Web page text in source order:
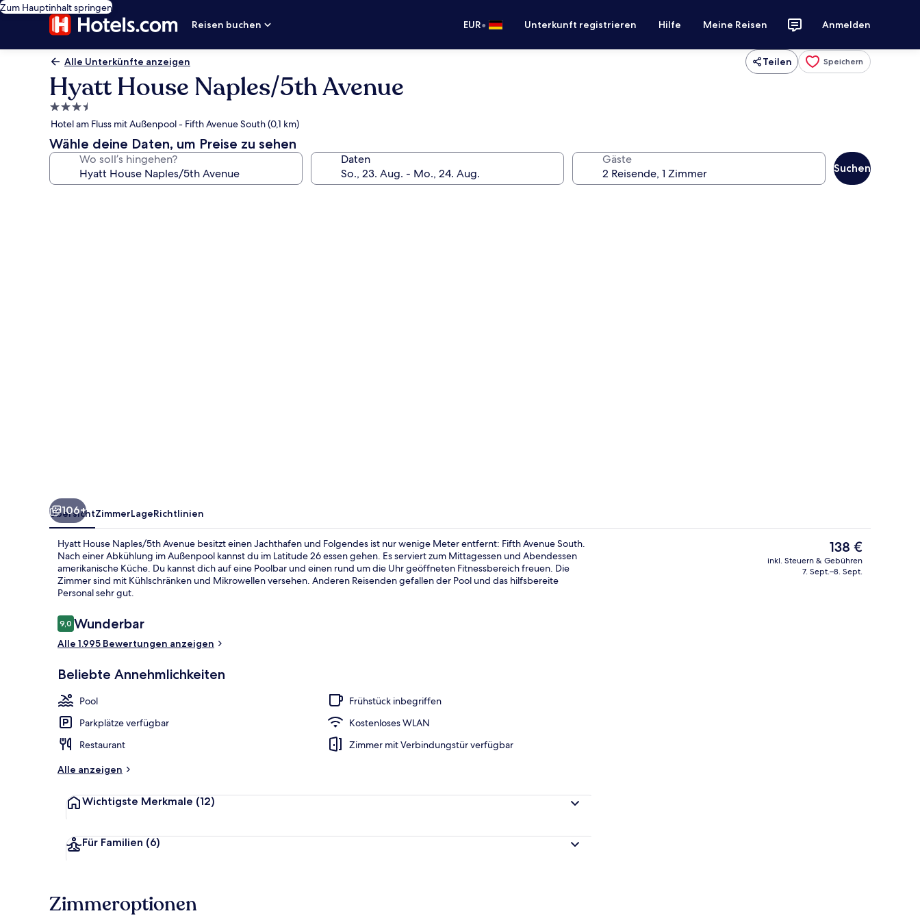
Zum Hauptinhalt springen
Reisen buchen
EUR• Unterkunft registrieren Hilfe Meine Reisen Anmelden
Alle Unterkünfte anzeigen Teilen Speichern
Hyatt House Naples/5th Avenue
3.5-
Sterne-
Unterkunft
Hotel am Fluss mit Außenpool - Fifth Avenue South (0,1 km)
Wähle deine Daten, um Preise zu sehen
Wo soll’s hingehen? Daten Gäste
Suchen
Außenbereich
106+
ÜbersichtZimmerLageRichtlinien
Hyatt House Naples/5th Avenue besitzt einen Jachthafen und Folgendes ist nur wenige Meter entfernt: Fifth Avenue South.
Nach einer Abkühlung im Außenpool kannst du im Latitude 26 essen gehen. Es serviert zum Mittagessen und Abendessen
amerikanische Küche. Du kannst dich auf eine Poolbar und einen rund um die Uhr geöffneten Fitnessbereich freuen. Die
Zimmer sind mit Kühlschränken und Mikrowellen versehen. Anderen Reisenden gefallen der Pool und das hilfsbereite
Personal sehr gut.
Bewertungen
9,09,0 von 10.
Wunderbar
Alle 1.995 Bewertungen anzeigen
Beliebte Annehmlichkeiten
Pool
Frühstück inbegriffen
Parkplätze verfügbar
Kostenloses WLAN
Restaurant
Zimmer mit Verbindungstür verfügbar
Alle anzeigen
Wichtigste Merkmale (12)
Für Familien (6)
Der
aktuelle
Preis
138 €
inkl. Steuern & Gebühren
7. Sept.–8. Sept.
Zimmeroptionen